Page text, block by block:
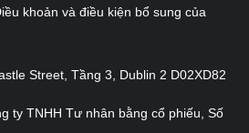
khoản và điều kiện bổ sung của
Street, Tầng 3, Dublin 2 D02XD82
ty TNHH Tư nhân bằng cổ phiếu, Số